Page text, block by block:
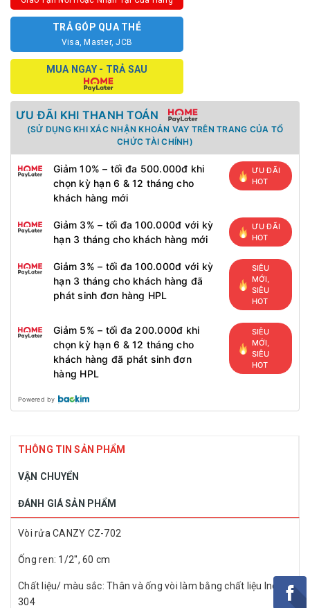
TRẢ GÓP QUA THẺ
Visa, Master, JCB
MUA NGAY - TRẢ SAU
ƯU ĐÃI KHI THANH TOÁN
(SỬ DỤNG KHI XÁC NHẬN KHOẢN VAY TRÊN TRANG CỦA TỔ
CHỨC TÀI CHÍNH)
Giảm 10% – tối đa 500.000đ khi
chọn kỳ hạn 6 & 12 tháng cho
khách hàng mới
ƯU ĐÃI
HOT
Giảm 3% – tối đa 100.000đ với kỳ
hạn 3 tháng cho khách hàng mới
ƯU ĐÃI
HOT
Giảm 3% – tối đa 100.000đ với kỳ
hạn 3 tháng cho khách hàng đã
phát sinh đơn hàng HPL
SIÊU
MỚI,
SIÊU
HOT
Giảm 5% – tối đa 200.000đ khi
chọn kỳ hạn 6 & 12 tháng cho
khách hàng đã phát sinh đơn
hàng HPL
SIÊU
MỚI,
SIÊU
HOT
Powered by
THÔNG TIN SẢN PHẨM
VẬN CHUYỂN
ĐÁNH GIÁ SẢN PHẨM
Vòi rửa CANZY CZ-702
Ống ren: 1/2'', 60 cm
Chất liệu/ màu sắc: Thân và ống vòi làm bằng chất liệu Inox
304